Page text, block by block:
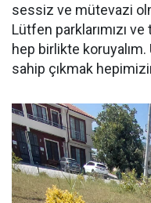
sessiz ve mütevazi
Lütfen parklarımızı
hep birlikte koruyalım.
sahip çıkmak